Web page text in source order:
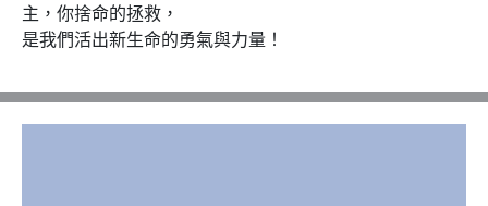
主，你捨命的拯救，
是我們活出新生命的勇氣與力量！